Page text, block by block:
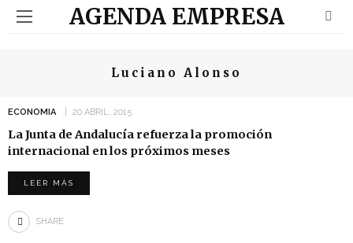
AGENDA EMPRESA
Luciano Alonso
ECONOMIA 20 ABRIL, 2015
La Junta de Andalucía refuerza la promoción
internacional en los próximos meses
LEER MÁS
SHARE